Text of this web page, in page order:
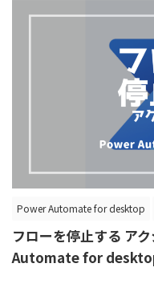
Power Automate for desktop
フローを停止する ア
Automate for